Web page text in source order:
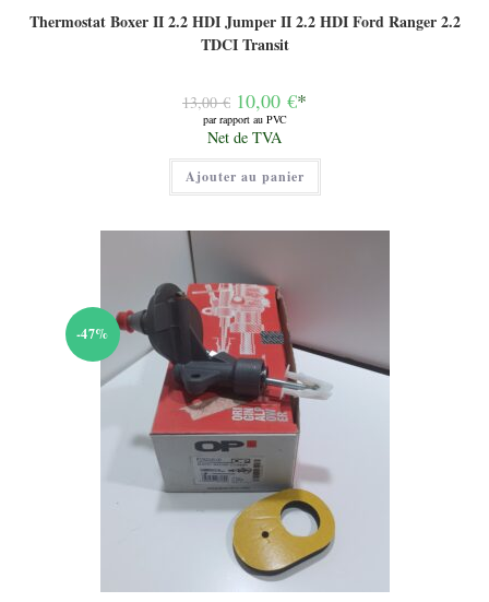
Thermostat Boxer II 2.2 HDI Jumper II 2.2 HDI Ford Ranger 2.2
TDCI Transit
13,00€ Le
prix
initial
était :
13,00 €.
10,00 €*
par rapport au PVC
Le
prix
actuel
est :
10,00 €.
Net de TVA
Ajouter au panier
-47%